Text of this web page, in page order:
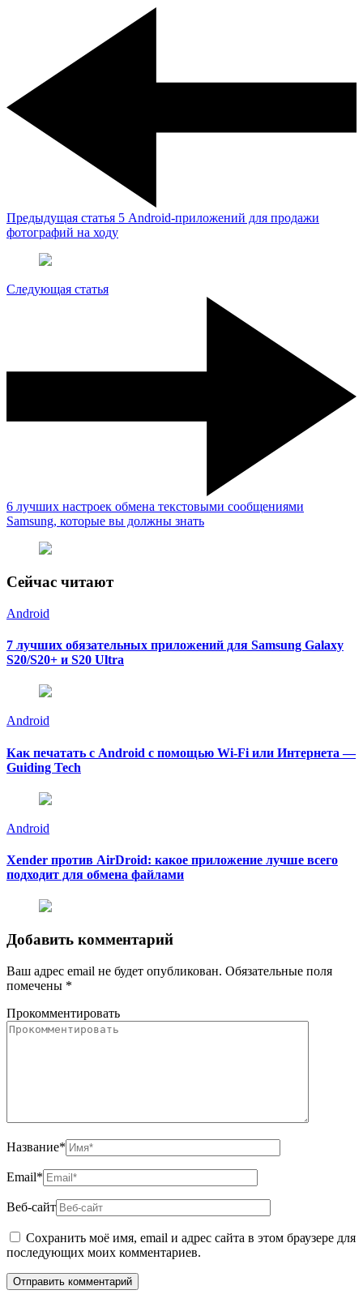
Предыдущая статья 5 Android-приложений для продажи
фотографий на ходу
Следующая статья
6 лучших настроек обмена текстовыми сообщениями
Samsung, которые вы должны знать
Сейчас читают
Android
7 лучших обязательных приложений для Samsung Galaxy
S20/S20+ и S20 Ultra
Android
Как печатать с Android с помощью Wi-Fi или Интернета —
Guiding Tech
Android
Xender против AirDroid: какое приложение лучше всего
подходит для обмена файлами
Добавить комментарий
Ваш адрес email не будет опубликован. Обязательные поля
помечены *
Прокомментировать
Название*
Email*
Веб-сайт
Сохранить моё имя, email и адрес сайта в этом браузере для
последующих моих комментариев.